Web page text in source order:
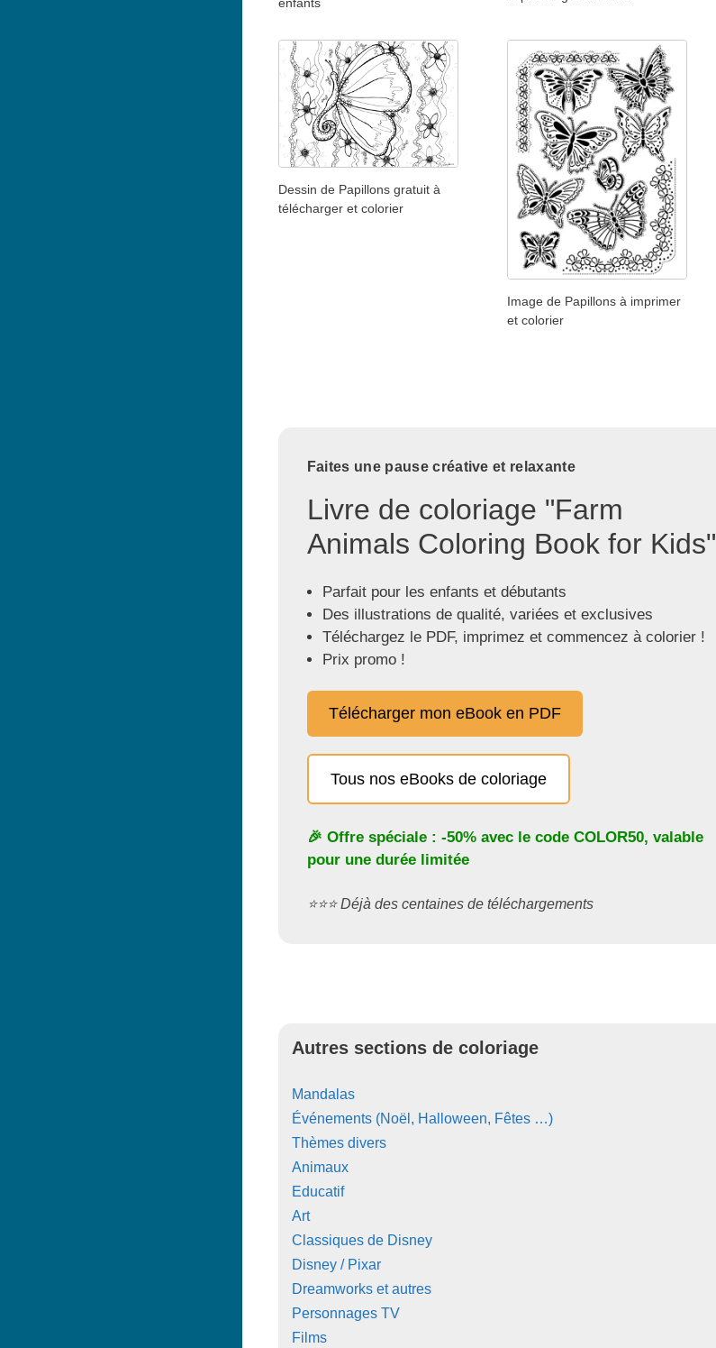
Dessin de Papillons gratuit à
télécharger et colorier
Image de Papillons à imprimer
et colorier
Faites une pause créative et relaxante
Livre de coloriage "Farm
Animals Coloring Book for Kids"
Parfait pour les enfants et débutants
Des illustrations de qualité, variées et exclusives
Téléchargez le PDF, imprimez et commencez à colorier !
Prix promo !
Télécharger mon eBook en PDF
Tous nos eBooks de coloriage
🎉 Offre spéciale : -50% avec le code COLOR50, valable
pour une durée limitée
⭐️⭐️⭐️ Déjà des centaines de téléchargements
Autres sections de coloriage
Mandalas
Événements (Noël, Halloween, Fêtes …)
Thèmes divers
Animaux
Educatif
Art
Classiques de Disney
Disney / Pixar
Dreamworks et autres
Personnages TV
Films